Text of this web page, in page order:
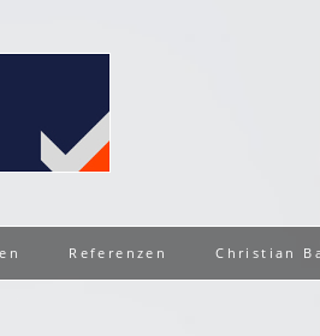
Referenzen Christian